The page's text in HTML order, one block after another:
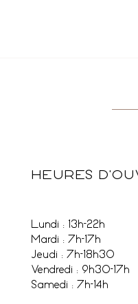
HEURES
Lundi : 13h-22h
Mardi : 7h-17h
Jeudi : 7h-18h30
Vendredi : 9h30-17h
Samedi : 7h-14h